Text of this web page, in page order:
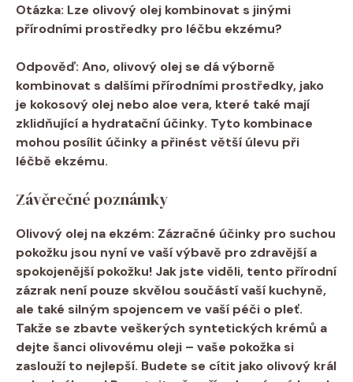
Otázka: Lze⁢ olivový olej kombinovat s jinými
přírodními prostředky⁢ pro léčbu ekzému?
Odpověď: ​Ano, olivový olej se dá výborně
kombinovat s dalšími ⁤přírodními prostředky, jako
je‍ kokosový olej nebo aloe vera, ‍které‍ také mají
zklidňující a ‌hydratační ⁢účinky. ⁢Tyto kombinace
⁤mohou posílit ⁢účinky ​a přinést větší úlevu při
léčbě ekzému.
Závěrečné poznámky
Olivový olej na ⁢ekzém: Zázračné‍ účinky​ pro suchou
pokožku jsou nyní ve vaší výbavě pro zdravější a
spokojenější⁢ pokožku! Jak ‌jste viděli, ‍tento přírodní
zázrak ⁤není‍ pouze skvělou‍ součástí vaší kuchyně,
ale ⁣také silným spojencem ve vaší péči o pleť.
Takže se zbavte veškerých ​syntetických krémů a
dejte šanci ⁤olivovému ‍oleji – ⁢vaše pokožka si
⁤zaslouží to⁤ nejlepší.⁤ Budete ‍se cítit‌ jako olivový⁣ král